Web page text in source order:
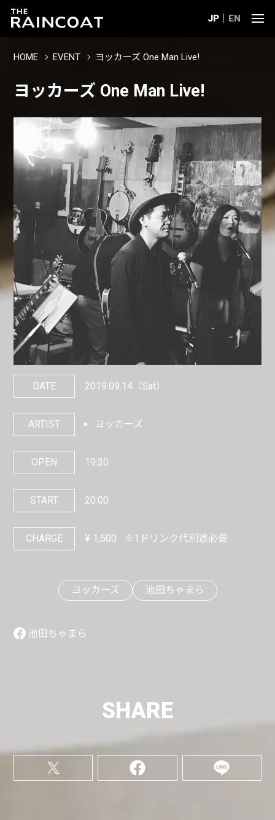
JP EN
HOME EVENT ヨッカーズ One Man Live!
ヨッカーズ One Man Live!
DATE 2019.09.14（Sat）
ARTIST ヨッカーズ
OPEN 19:30
START 20:00
CHARGE ¥ 1,500 ※1ドリンク代別途必要
ヨッカーズ 池田ちゃまら
池田ちゃまら
SHARE